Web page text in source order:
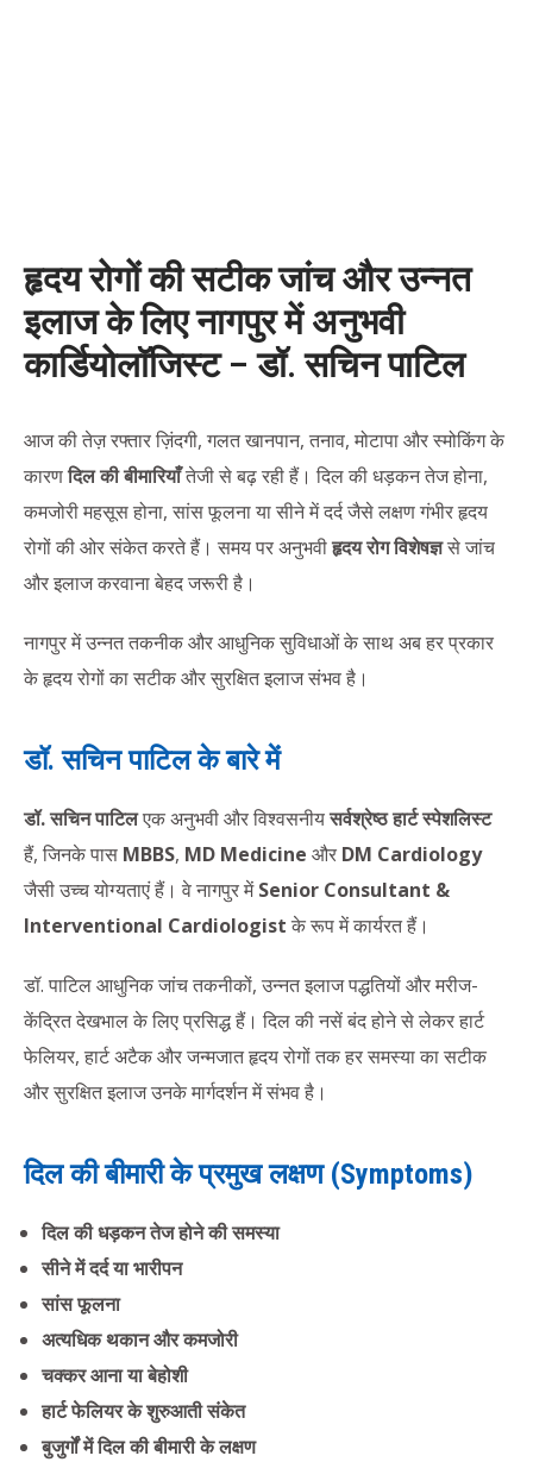
हृदय रोगों की सटीक जांच और उन्नत
इलाज के लिए नागपुर में अनुभवी
कार्डियोलॉजिस्ट – डॉ. सचिन पाटिल
आज की तेज़ रफ्तार ज़िंदगी, गलत खानपान, तनाव, मोटापा और स्मोकिंग के
कारणदिल की बीमारियाँतेजी से बढ़ रही हैं। दिल की धड़कन तेज होना,
कमजोरी महसूस होना, सांस फूलना या सीने में दर्द जैसे लक्षण गंभीर हृदय
रोगों की ओर संकेत करते हैं। समय पर अनुभवीहृदय रोग विशेषज्ञसे जांच
और इलाज करवाना बेहद जरूरी है।
नागपुर में उन्नत तकनीक और आधुनिक सुविधाओं के साथ अब हर प्रकार
के हृदय रोगों का सटीक और सुरक्षित इलाज संभव है।
डॉ. सचिन पाटिल के बारे में
डॉ. सचिन पाटिलएक अनुभवी और विश्वसनीयसर्वश्रेष्ठ हार्ट स्पेशलिस्ट
हैं, जिनके पास MBBS, MD Medicine और DM Cardiology
जैसी उच्च योग्यताएं हैं। वे नागपुर मेंSenior Consultant &
Interventional Cardiologist के रूप में कार्यरत हैं।
डॉ. पाटिल आधुनिक जांच तकनीकों, उन्नत इलाज पद्धतियों और मरीज-
केंद्रित देखभाल के लिए प्रसिद्ध हैं। दिल की नसें बंद होने से लेकर हार्ट
फेलियर, हार्ट अटैक और जन्मजात हृदय रोगों तक हर समस्या का सटीक
और सुरक्षित इलाज उनके मार्गदर्शन में संभव है।
दिल की बीमारी के प्रमुख लक्षण (Symptoms)
दिल की धड़कन तेज होने की समस्या
सीने में दर्द या भारीपन
सांस फूलना
अत्यधिक थकान और कमजोरी
चक्कर आना या बेहोशी
हार्ट फेलियर के शुरुआती संकेत
बुजुर्गों में दिल की बीमारी के लक्षण